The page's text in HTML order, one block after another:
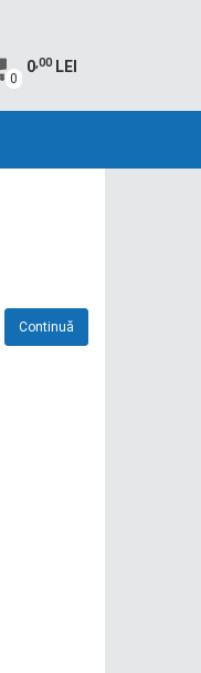
0
0,00LEI
Continuă